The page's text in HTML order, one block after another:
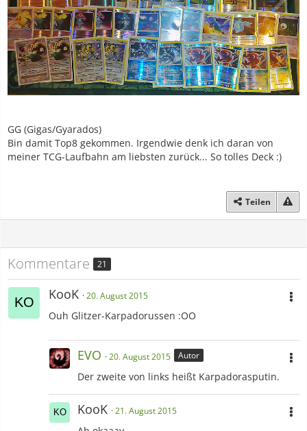
GG (Gigas/Gyarados)
Bin damit Top8 gekommen. Irgendwie denk ich daran von
meiner TCG-Laufbahn am liebsten zurück... So tolles Deck :)
Teilen
Kommentare 21
KooK 20. August 2015
Ouh Glitzer-Karpadorussen :OO
EVO 20. August 2015 Autor
Der zweite von links heißt Karpadorasputin.
KooK 21. August 2015